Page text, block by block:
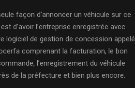
façon d’annoncer un véhicule sur ce
d’avoir l’entreprise enregistrée avec
logiciel de gestion de concession appelé
comprenant la facturation, le bon
l’enregistrement du véhicule
de la préfecture et bien plus encore.